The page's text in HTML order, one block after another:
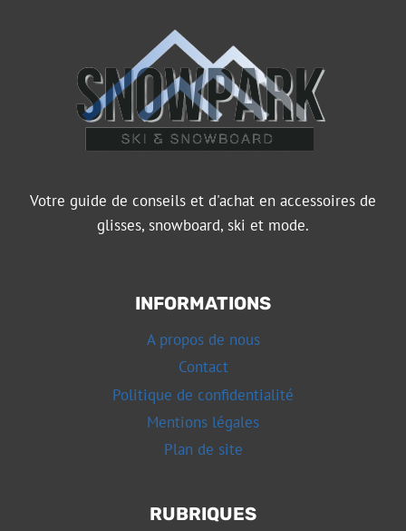
Votre guide de conseils et d'achat en accessoires de
glisses, snowboard, ski et mode.
INFORMATIONS
A propos de nous
Contact
Politique de confidentialité
Mentions légales
Plan de site
RUBRIQUES